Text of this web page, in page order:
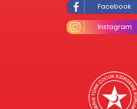
Facebook
Instagram